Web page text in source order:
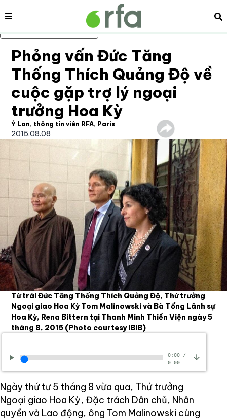
Bỏ qua nội dung chính
Nội dung
Phỏng vấn Đức Tăng
Thống Thích Quảng Độ về
cuộc gặp trợ lý ngoại
trưởng Hoa Kỳ
Ỷ Lan, thông tín viên RFA, Paris
2015.08.08
Từ trái Đức Tăng Thống Thích Quảng Độ, Thứ trưởng
Ngoại giao Hoa Kỳ Tom Malinowski và Bà Tổng Lãnh sự
Hoa Kỳ, Rena Bittern tại Thanh Minh Thiền Viện ngày 5
tháng 8, 2015 (Photo courtesy IBIB)
0:00/
0:00
Ngày thứ tư 5 tháng 8 vừa qua, Thứ trưởng
Ngoại giao Hoa Kỳ, Đặc trách Dân chủ, Nhân
quyền và Lao động, ông Tom Malinowski cùng